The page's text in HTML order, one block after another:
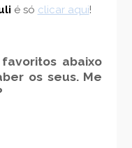
é só clicar aqui!
abaixo
os seus. Me